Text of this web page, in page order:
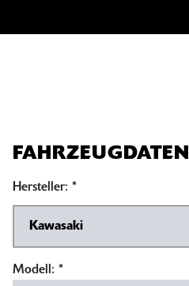
FAHRZEUGDATEN
Hersteller: *
Modell: *